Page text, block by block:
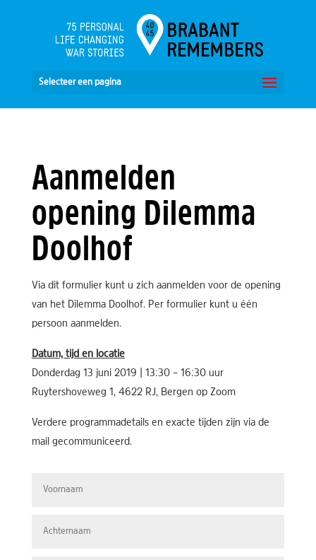
Selecteer een pagina
Aanmelden
opening Dilemma
Doolhof
Via dit formulier kunt u zich aanmelden voor de opening
van het Dilemma Doolhof. Per formulier kunt u één
persoon aanmelden.
Datum, tijd en locatie
Donderdag 13 juni 2019 | 13:30 – 16:30 uur
Ruytershoveweg 1, 4622 RJ, Bergen op Zoom
Verdere programmadetails en exacte tijden zijn via de
mail gecommuniceerd.